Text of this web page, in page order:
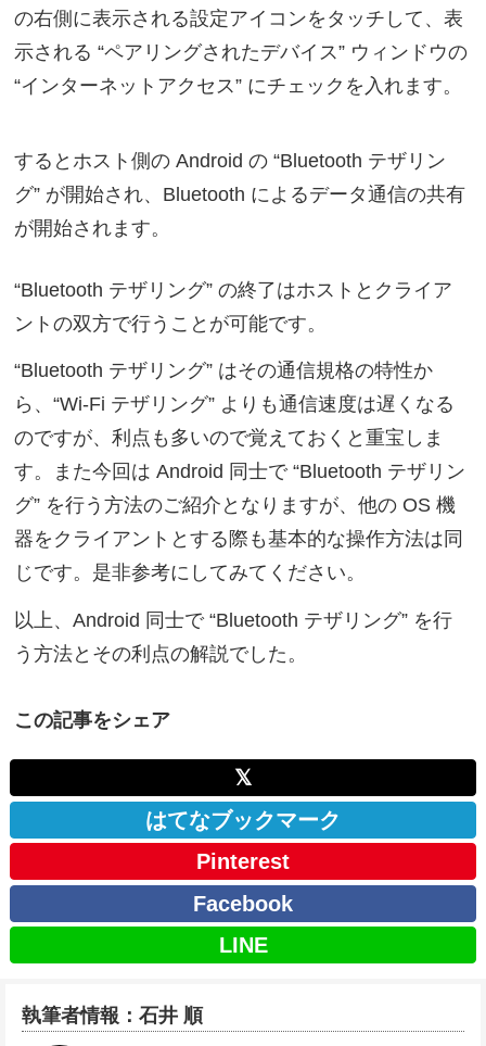
の右側に表示される設定アイコンをタッチして、表
示される “ペアリングされたデバイス” ウィンドウの
“インターネットアクセス” にチェックを入れます。
するとホスト側の Android の “Bluetooth テザリン
グ” が開始され、Bluetooth によるデータ通信の共有
が開始されます。
“Bluetooth テザリング” の終了はホストとクライア
ントの双方で行うことが可能です。
“Bluetooth テザリング” はその通信規格の特性か
ら、“Wi-Fi テザリング” よりも通信速度は遅くなる
のですが、利点も多いので覚えておくと重宝しま
す。また今回は Android 同士で “Bluetooth テザリン
グ” を行う方法のご紹介となりますが、他の OS 機
器をクライアントとする際も基本的な操作方法は同
じです。是非参考にしてみてください。
以上、Android 同士で “Bluetooth テザリング” を行
う方法とその利点の解説でした。
この記事をシェア
𝕏
はてなブックマーク
Pinterest
Facebook
LINE
執筆者情報：石井 順